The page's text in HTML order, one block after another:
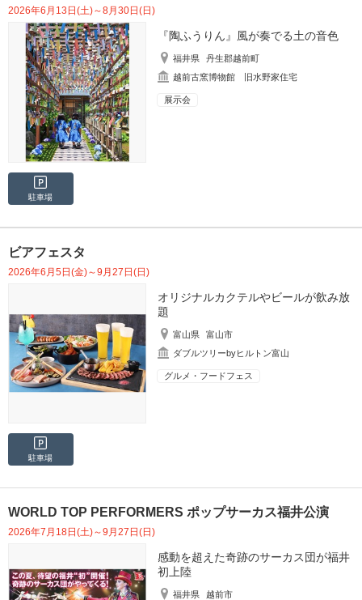
2026年6月13日(土)～8月30日(日)
『陶ふうりん』風が奏でる土の音色
福井県
丹生郡越前町
越前古窯博物館 旧水野家住宅
展示会
駐車場
ビアフェスタ
2026年6月5日(金)～9月27日(日)
オリジナルカクテルやビールが飲み放
題
富山県
富山市
ダブルツリーbyヒルトン富山
グルメ・フードフェス
駐車場
WORLD TOP PERFORMERS ポップサーカス福井公演
2026年7月18日(土)～9月27日(日)
感動を超えた奇跡のサーカス団が福井
初上陸
福井県
越前市